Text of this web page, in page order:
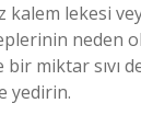
kalem lekesi
neden
miktar sıvı
yedirin.